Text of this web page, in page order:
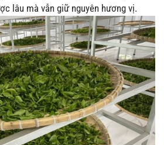
lâu mà vẫn giữ nguyên hương vị.